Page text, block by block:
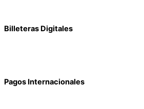
Billeteras Digitales
Pagos Internacionales